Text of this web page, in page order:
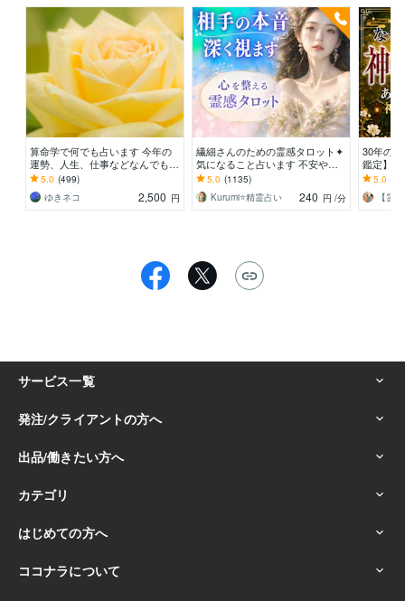
算命学で何でも占います 今年の
運勢、人生、仕事などなんでも鑑
定します。
5.0 (499)
ゆきネコ
2,500 円
繊細さんのための霊感タロット✦
気になること占います 不安やモ
ヤモヤを整理し、あなたの自分軸
を整えます⭐️
5.0 (1135)
Kurumi⭐️精霊占い
240 円 /分
30年の
鑑定】
仏様・
スポッ
5.0
【霊